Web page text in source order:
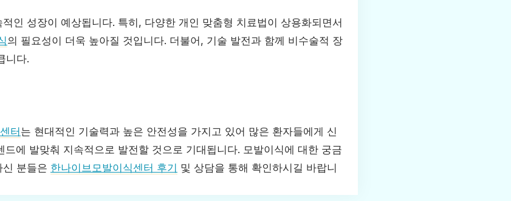
인 성장이 예상됩니다. 특히, 다양한 개인 맞춤형 치료법이 상용화되면서
의 필요성이 더욱 높아질 것입니다. 더불어, 기술 발전과 함께 비수술적 장
니다.
터는 현대적인 기술력과 높은 안전성을 가지고 있어 많은 환자들에게 신
드에 발맞춰 지속적으로 발전할 것으로 기대됩니다. 모발이식에 대한 궁금
분들은 한나이브모발이식센터 후기 및 상담을 통해 확인하시길 바랍니